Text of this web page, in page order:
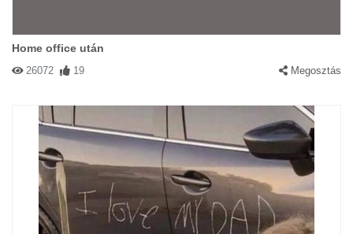
Home office után
26072 19 Megosztás